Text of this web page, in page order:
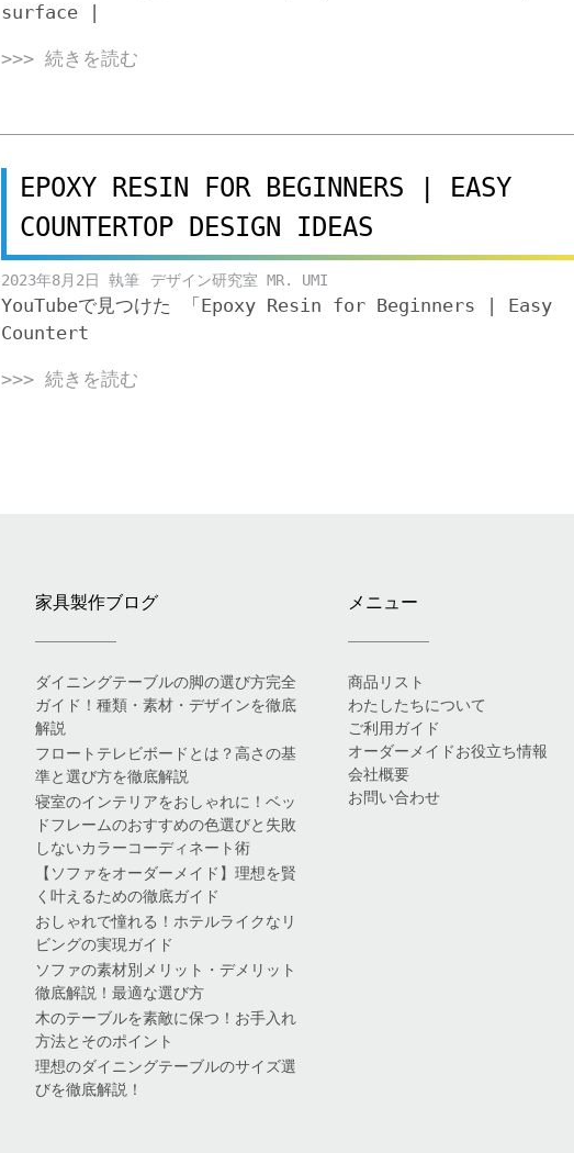
surface |
>>> 続きを読む
EPOXY RESIN FOR BEGINNERS | EASY
COUNTERTOP DESIGN IDEAS
2023年8月2日 デザイン研究室 MR. UMI
YouTubeで見つけた 「Epoxy Resin for Beginners | Easy
Countert
>>> 続きを読む
家具製作ブログ
ダイニングテーブルの脚の選び方完全
ガイド！種類・素材・デザインを徹底
解説
フロートテレビボードとは？高さの基
準と選び方を徹底解説
寝室のインテリアをおしゃれに！ベッ
ドフレームのおすすめの色選びと失敗
しないカラーコーディネート術
【ソファをオーダーメイド】理想を賢
く叶えるための徹底ガイド
おしゃれで憧れる！ホテルライクなリ
ビングの実現ガイド
ソファの素材別メリット・デメリット
徹底解説！最適な選び方
木のテーブルを素敵に保つ！お手入れ
方法とそのポイント
理想のダイニングテーブルのサイズ選
びを徹底解説！
メニュー
商品リスト
わたしたちについて
ご利用ガイド
オーダーメイドお役立ち情報
会社概要
お問い合わせ